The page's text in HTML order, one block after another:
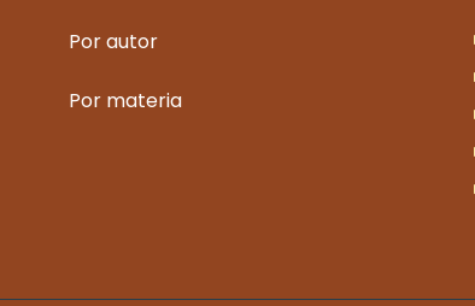
Por autor
Por materia